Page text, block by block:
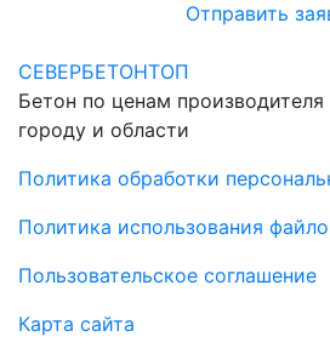
Отправить
СЕВЕРБЕТОНТОП
Бетон по ценам
городу и области
Политика обработки
Политика использования
Пользовательское соглашение
Карта сайта